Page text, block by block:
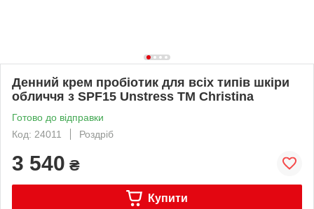
Денний крем пробіотик для всіх типів шкіри
обличчя з SPF15 Unstress TM Christina
Готово до відправки
Код: 24011
Роздріб
3 540 ₴
Купити